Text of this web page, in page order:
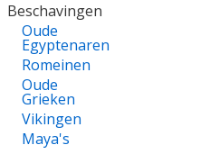
Beschavingen
Oude
Egyptenaren
Romeinen
Oude
Grieken
Vikingen
Maya's